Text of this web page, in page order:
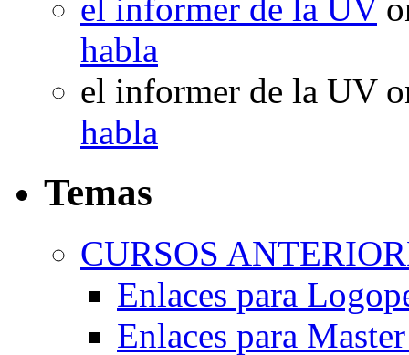
el informer de la UV
habla
el informer de la UV
habla
Temas
CURSOS
Enlaces para
Enlaces para